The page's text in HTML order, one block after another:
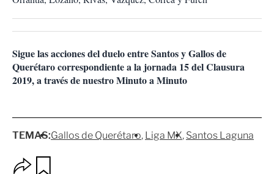
Sigue las acciones del duelo entre Santos y Gallos de
Querétaro correspondiente a la jornada 15 del Clausura
2019, a través de nuestro Minuto a Minuto
TEMAS:Gallos de Querétaro Liga MX Santos Laguna